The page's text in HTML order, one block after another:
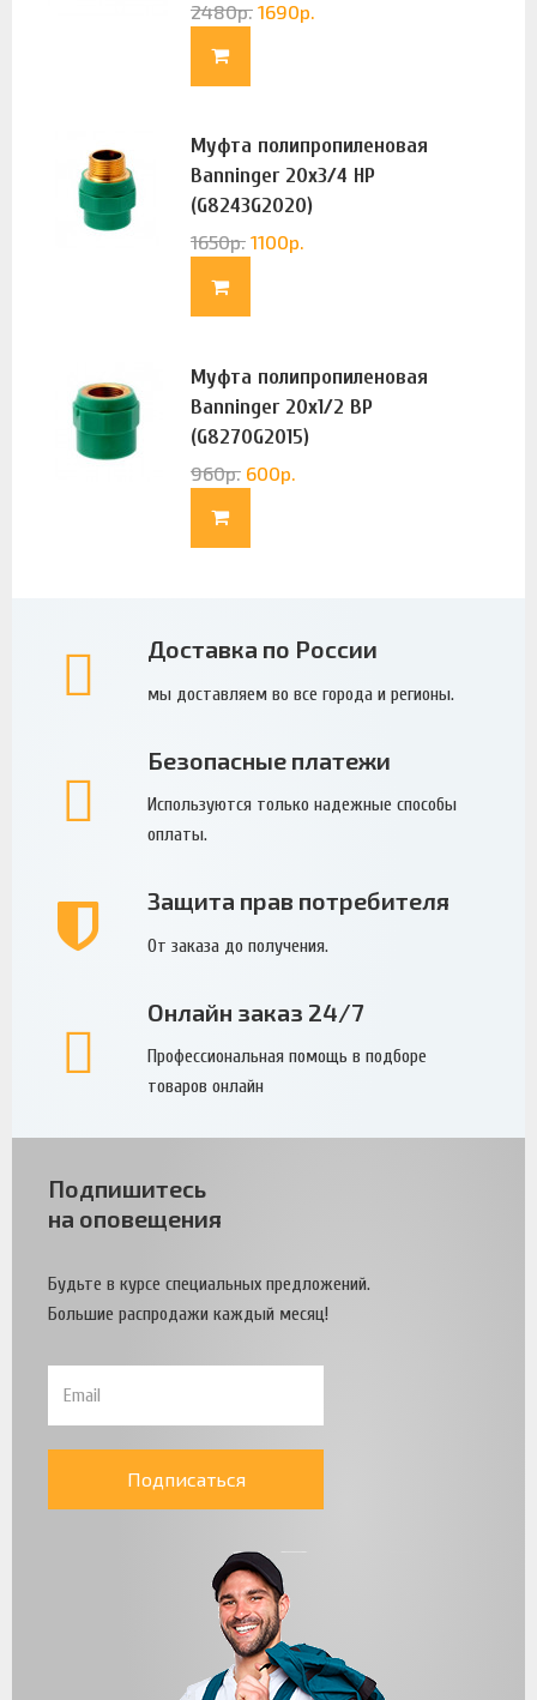
2480р. 1690р.
Муфта полипропиленовая
Banninger 20х3/4 НР
(G8243G2020)
1650р. 1100р.
Муфта полипропиленовая
Banninger 20х1/2 ВР
(G8270G2015)
960р. 600р.
Доставка по России
мы доставляем во все города и регионы.
Безопасные платежи
Используются только надежные способы
оплаты.
Защита прав потребителя
От заказа до получения.
Онлайн заказ 24/7
Профессиональная помощь в подборе
товаров онлайн
Подпишитесь
на оповещения
Будьте в курсе специальных предложений.
Большие распродажи каждый месяц!
Подписаться